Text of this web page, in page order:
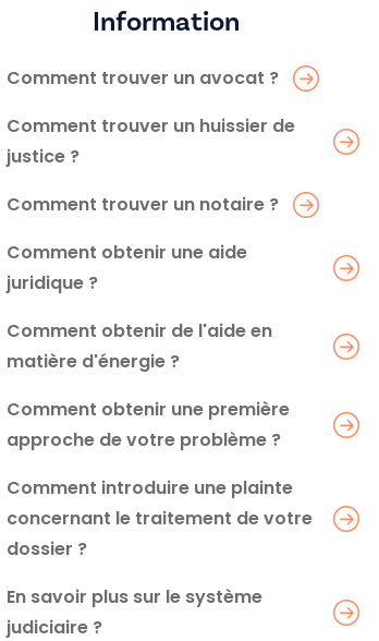
Information
Comment trouver un avocat ?
Comment trouver un huissier de
justice ?
Comment trouver un notaire ?
Comment obtenir une aide
juridique ?
Comment obtenir de l'aide en
matière d'énergie ?
Comment obtenir une première
approche de votre problème ?
Comment introduire une plainte
concernant le traitement de votre
dossier ?
En savoir plus sur le système
judiciaire ?